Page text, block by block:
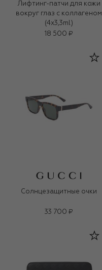
Лифтинг-патчи для кожи
вокруг глаз с коллагеном
(4x3,3ml)
18 500 ₽
Солнцезащитные очки
33 700 ₽